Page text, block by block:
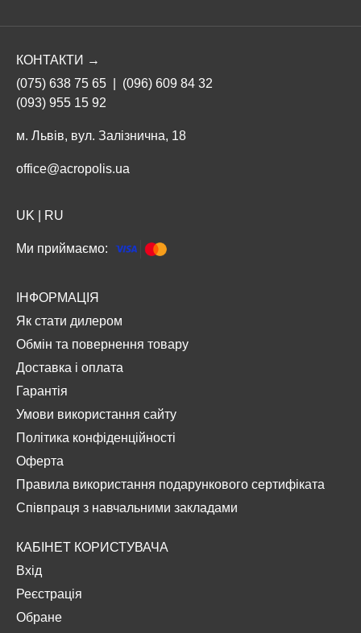
КОНТАКТИ →
(075) 638 75 65
(096) 609 84 32
(093) 955 15 92
м. Львів, вул. Залізнична, 18
office@acropolis.ua
UK RU
Ми приймаємо:
ІНФОРМАЦІЯ
Як стати дилером
Обмін та повернення товару
Доставка і оплата
Гарантія
Умови використання сайту
Політика конфіденційності
Оферта
Правила використання подарункового сертифіката
Співпраця з навчальними закладами
КАБІНЕТ КОРИСТУВАЧА
Вхід
Реєстрація
Обране